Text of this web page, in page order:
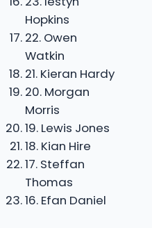
Hopkins
22. Owen
Watkin
21. Kieran Hardy
20. Morgan
Morris
19. Lewis Jones
18. Kian Hire
17. Steffan
Thomas
16. Efan Daniel